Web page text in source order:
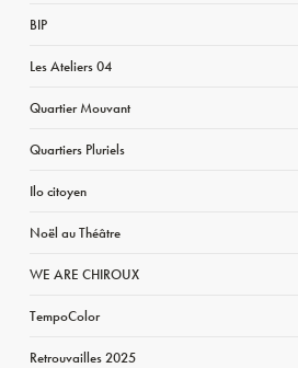
BIP
Les Ateliers 04
Quartier Mouvant
Quartiers Pluriels
Ilo citoyen
Noël au Théâtre
WE ARE CHIROUX
TempoColor
Retrouvailles 2025